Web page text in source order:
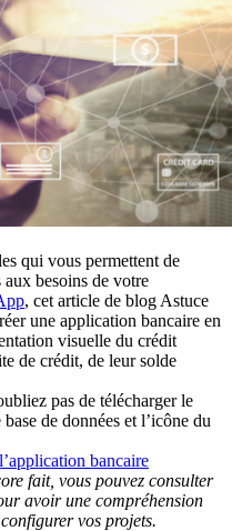
qui vous permettent de
aux besoins de votre
, cet article de blog Astuce
une application bancaire en
visuelle du crédit
de crédit, de leur solde
pas de télécharger le
de données et l’icône du
bancaire
fait, vous pouvez consulter
avoir une compréhension
vos projets.